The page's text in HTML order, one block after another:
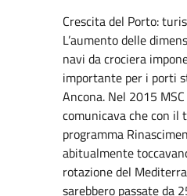
Crescita del Porto:
L’aumento delle
navi da crociera
importante per i porti
Ancona. Nel 2015
comunicava che con il
programma
abitualmente
rotazione del
sarebbero passate da